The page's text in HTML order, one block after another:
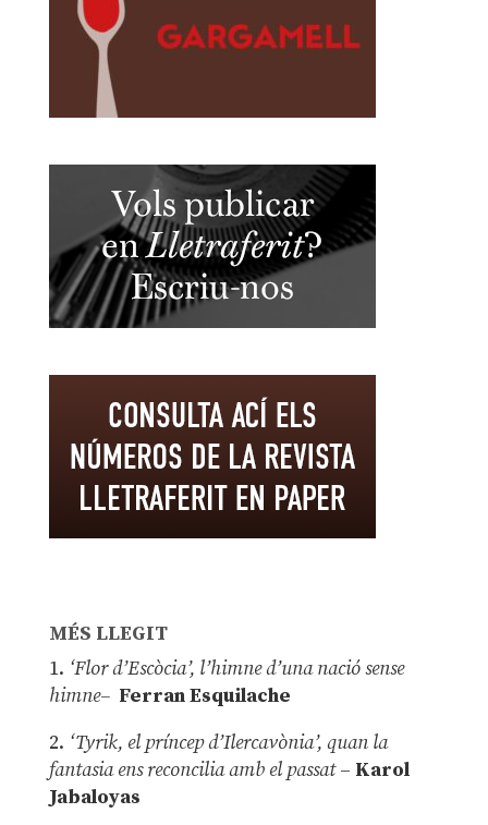
MÉS LLEGIT
1. ‘Flor d’Escòcia’, l’himne d’una nació sense
himne– Ferran Esquilache
2. ‘Tyrik, el príncep d’Ilercavònia’, quan la
fantasia ens reconcilia amb el passat– Karol
Jabaloyas